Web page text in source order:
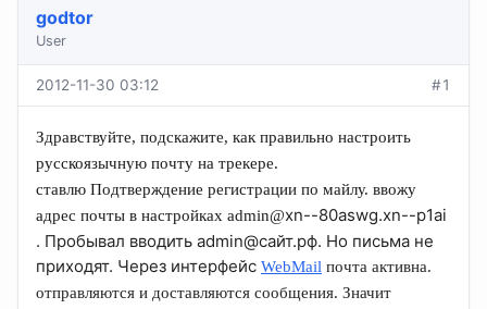
godtor
User
2012-11-30 03:12 #1
Здравствуйте, подскажите, как правильно настроить
русскоязычную почту на трекере.
ставлю Подтверждение регистрации по майлу. ввожу
адрес почты в настройках admin@xn--80aswg.xn--p1ai
. Пробывал вводить admin@сайт.рф. Но письма не
приходят. Через интерфейс WebMail почта активна.
отправляются и доставляются сообщения. Значит